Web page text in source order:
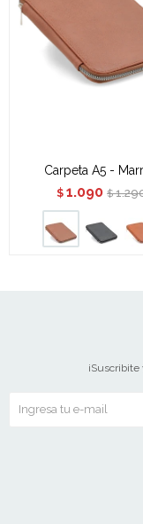
Carpeta A5 -
$ 1.090 $